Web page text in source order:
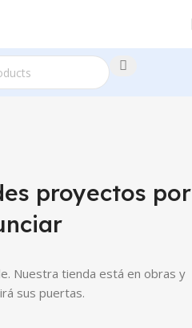
proyectos por
Nuestra tienda está en obras y
sus puertas.